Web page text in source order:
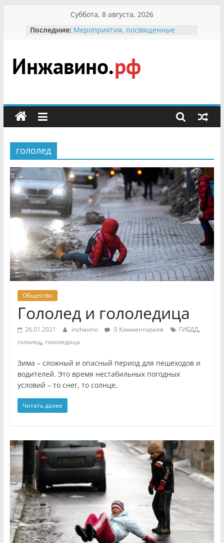
содержимому
Суббота, 8 августа, 2026
Последние: Мероприятия, посвященные
гражданин Инжавинского округа»
участнице Великой
Отечественной, фронтовичке
Безопасность в сети Интернет
мероприятии «Сохраним
заповедника родились крапчатые
суслики
Инжавино.рф
сельский
портал
гололед
Общество
Гололед и гололедица
26.01.2021 inzhavino 0 Комментариев ГИБДД,
гололед, гололедица
Зима – сложный и опасный период для пешеходов и
водителей. Это время нестабильных погодных
условий – то снег, то солнце,
Читать далее